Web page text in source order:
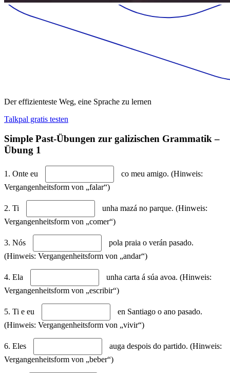
Der effizienteste Weg, eine Sprache zu lernen
Talkpal gratis testen
Simple Past-Übungen zur galizischen Grammatik –
Übung 1
1. Onte eu
co meu amigo. (Hinweis:
Vergangenheitsform von „falar“)
2. Ti
unha mazá no parque. (Hinweis:
Vergangenheitsform von „comer“)
3. Nós
pola praia o verán pasado.
(Hinweis: Vergangenheitsform von „andar“)
4. Ela
unha carta á súa avoa. (Hinweis:
Vergangenheitsform von „escribir“)
5. Ti e eu
en Santiago o ano pasado.
(Hinweis: Vergangenheitsform von „vivir“)
6. Eles
auga despois do partido. (Hinweis:
Vergangenheitsform von „beber“)